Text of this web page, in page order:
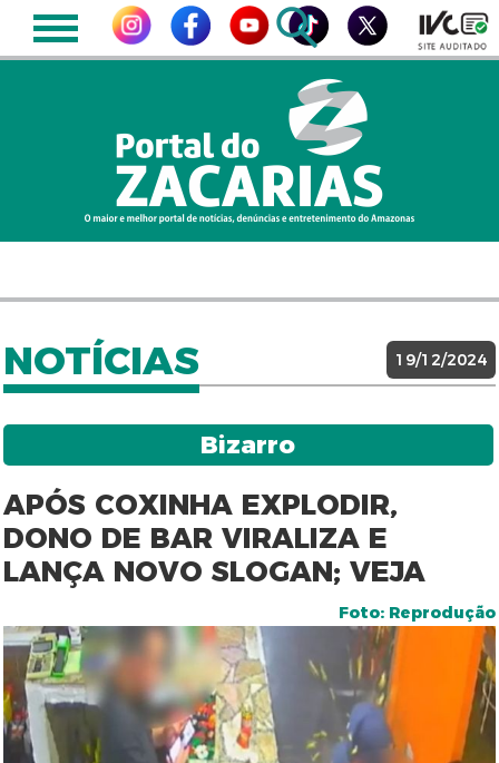
NOTÍCIAS 19/12/2024
Bizarro
APÓS COXINHA EXPLODIR,
DONO DE BAR VIRALIZA E
LANÇA NOVO SLOGAN; VEJA
Foto: Reprodução